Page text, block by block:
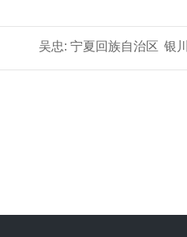
吴忠: 宁夏回族自治区 银川